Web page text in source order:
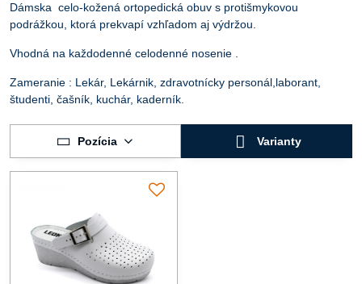
Dámska celo-kožená ortopedická obuv s protišmykovou
podrážkou, ktorá prekvapí vzhľadom aj výdržou.
Vhodná na každodenné celodenné nosenie .
Zameranie : Lekár, Lekárnik, zdravotnícky personál,laborant,
študenti, čašník, kuchár, kaderník.
Pozícia Varianty